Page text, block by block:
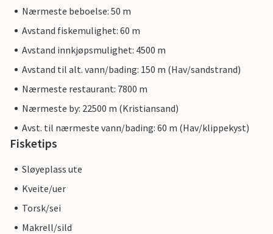
Nærmeste beboelse: 50 m
Avstand fiskemulighet: 60 m
Avstand innkjøpsmulighet: 4500 m
Avstand til alt. vann/bading: 150 m (Hav/sandstrand)
Nærmeste restaurant: 7800 m
Nærmeste by: 22500 m (Kristiansand)
Avst. til nærmeste vann/bading: 60 m (Hav/klippekyst)
Fisketips
Sløyeplass ute
Kveite/uer
Torsk/sei
Makrell/sild